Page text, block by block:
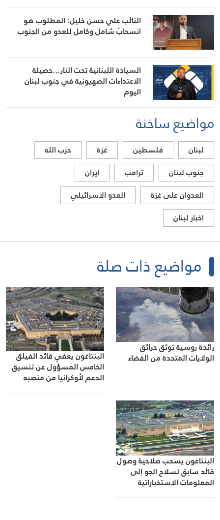
النائب علي حسن خليل: المطلوب هو
انسحابٌ شامل وكامل للعدو من الجنوب
السيادة اللبنانية تحت النار…حصيلة
الاعتداءات الصهيونية في جنوب لبنان
اليوم
مواضيع ساخنة
لبنان فلسطين غزة
حزب الله
جنوب لبنان
ترامب
ايران
العدوان على غزة
العدو الاسرائيلي
اخبار لبنان
مواضيع ذات صلة
رائدة روسية توثق حرائق
الولايات المتحدة من الفضاء البنتاغون يعفي قائد الفيلق
الخامس المسؤول عن تنسيق
الدعم لأوكرانيا من منصبه
البنتاغون يسحب صلاحية وصول
قائد سابق لسلاح الجو إلى
المعلومات الاستخباراتية